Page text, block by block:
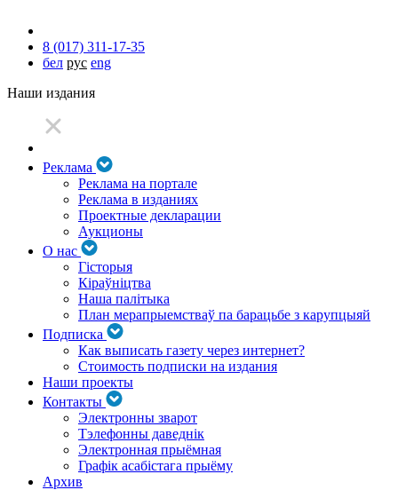
8 (017) 311-17-35
бел рус eng
Наши издания
Реклама
Реклама на портале
Реклама в изданиях
Проектные декларации
Аукционы
О нас
Гісторыя
Кіраўніцтва
Наша палітыка
План мерапрыемстваў па барацьбе з карупцыяй
Подписка
Как выписать газету через интернет?
Стоимость подписки на издания
Наши проекты
Контакты
Электронны зварот
Тэлефонны даведнік
Электронная прыёмная
Графік асабістага прыёму
Архив